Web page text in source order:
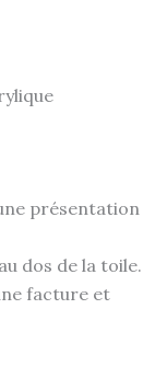
présentation
dos de la toile.
facture et